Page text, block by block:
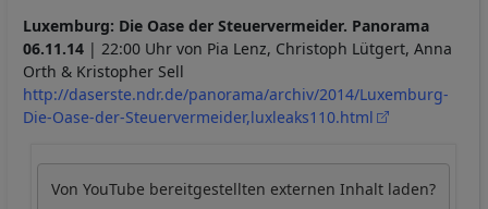
Luxemburg: Die Oase der Steuervermeider. Panorama
06.11.14 | 22:00 Uhr von Pia Lenz, Christoph Lütgert, Anna
Orth & Kristopher Sell
http://daserste.ndr.de/panorama/archiv/2014/Luxemburg-
Die-Oase-der-Steuervermeider,luxleaks110.html
Von YouTube bereitgestellten externen Inhalt laden?